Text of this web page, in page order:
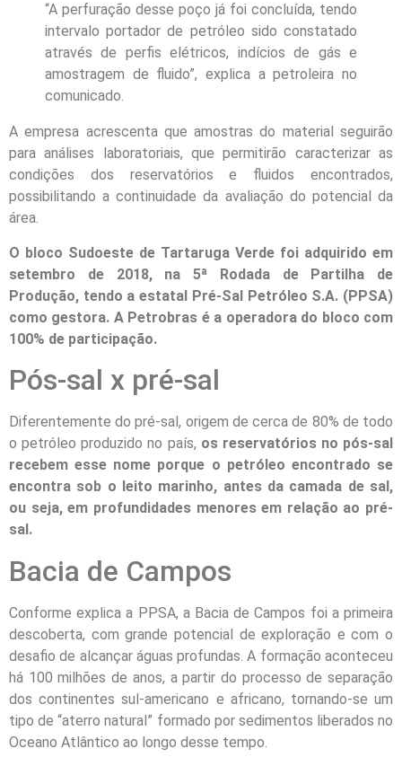
“A perfuração desse poço já foi concluída, tendo
intervalo portador de petróleo sido constatado
através de perfis elétricos, indícios de gás e
amostragem de fluido”, explica a petroleira no
comunicado.
A empresa acrescenta que amostras do material seguirão
para análises laboratoriais, que permitirão caracterizar as
condições dos reservatórios e fluidos encontrados,
possibilitando a continuidade da avaliação do potencial da
área.
O bloco Sudoeste de Tartaruga Verde foi adquirido em
setembro de 2018, na 5ª Rodada de Partilha de
Produção, tendo a estatal Pré-Sal Petróleo S.A. (PPSA)
como gestora. A Petrobras é a operadora do bloco com
100% de participação.
Pós-sal x pré-sal
Diferentemente do pré-sal, origem de cerca de 80% de todo
o petróleo produzido no país, os reservatórios no pós-sal
recebem esse nome porque o petróleo encontrado se
encontra sob o leito marinho, antes da camada de sal,
ou seja, em profundidades menores em relação ao pré-
sal.
Bacia de Campos
Conforme explica a PPSA, a Bacia de Campos foi a primeira
descoberta, com grande potencial de exploração e com o
desafio de alcançar águas profundas. A formação aconteceu
há 100 milhões de anos, a partir do processo de separação
dos continentes sul-americano e africano, tornando-se um
tipo de “aterro natural” formado por sedimentos liberados no
Oceano Atlântico ao longo desse tempo.